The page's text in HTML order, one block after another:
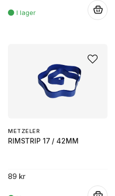
METZELER
RIMSTRIP 17 / 42MM
89 kr